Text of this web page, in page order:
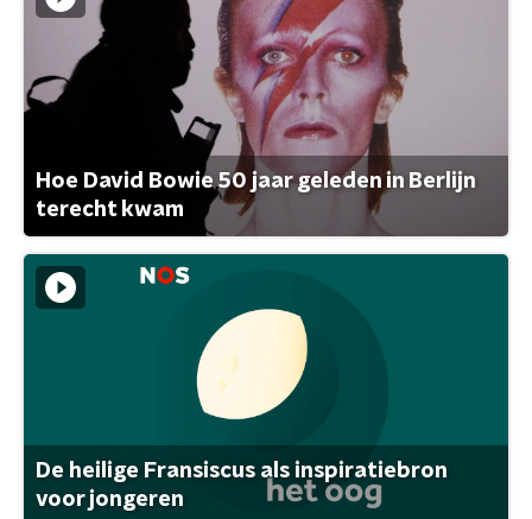
Hoe David Bowie 50 jaar geleden in Berlijn
terecht kwam
De heilige Fransiscus als inspiratiebron
voor jongeren